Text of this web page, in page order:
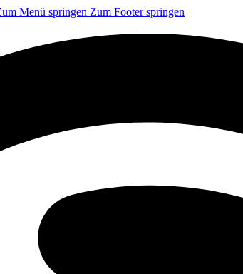
Menü springen Zum Footer springen